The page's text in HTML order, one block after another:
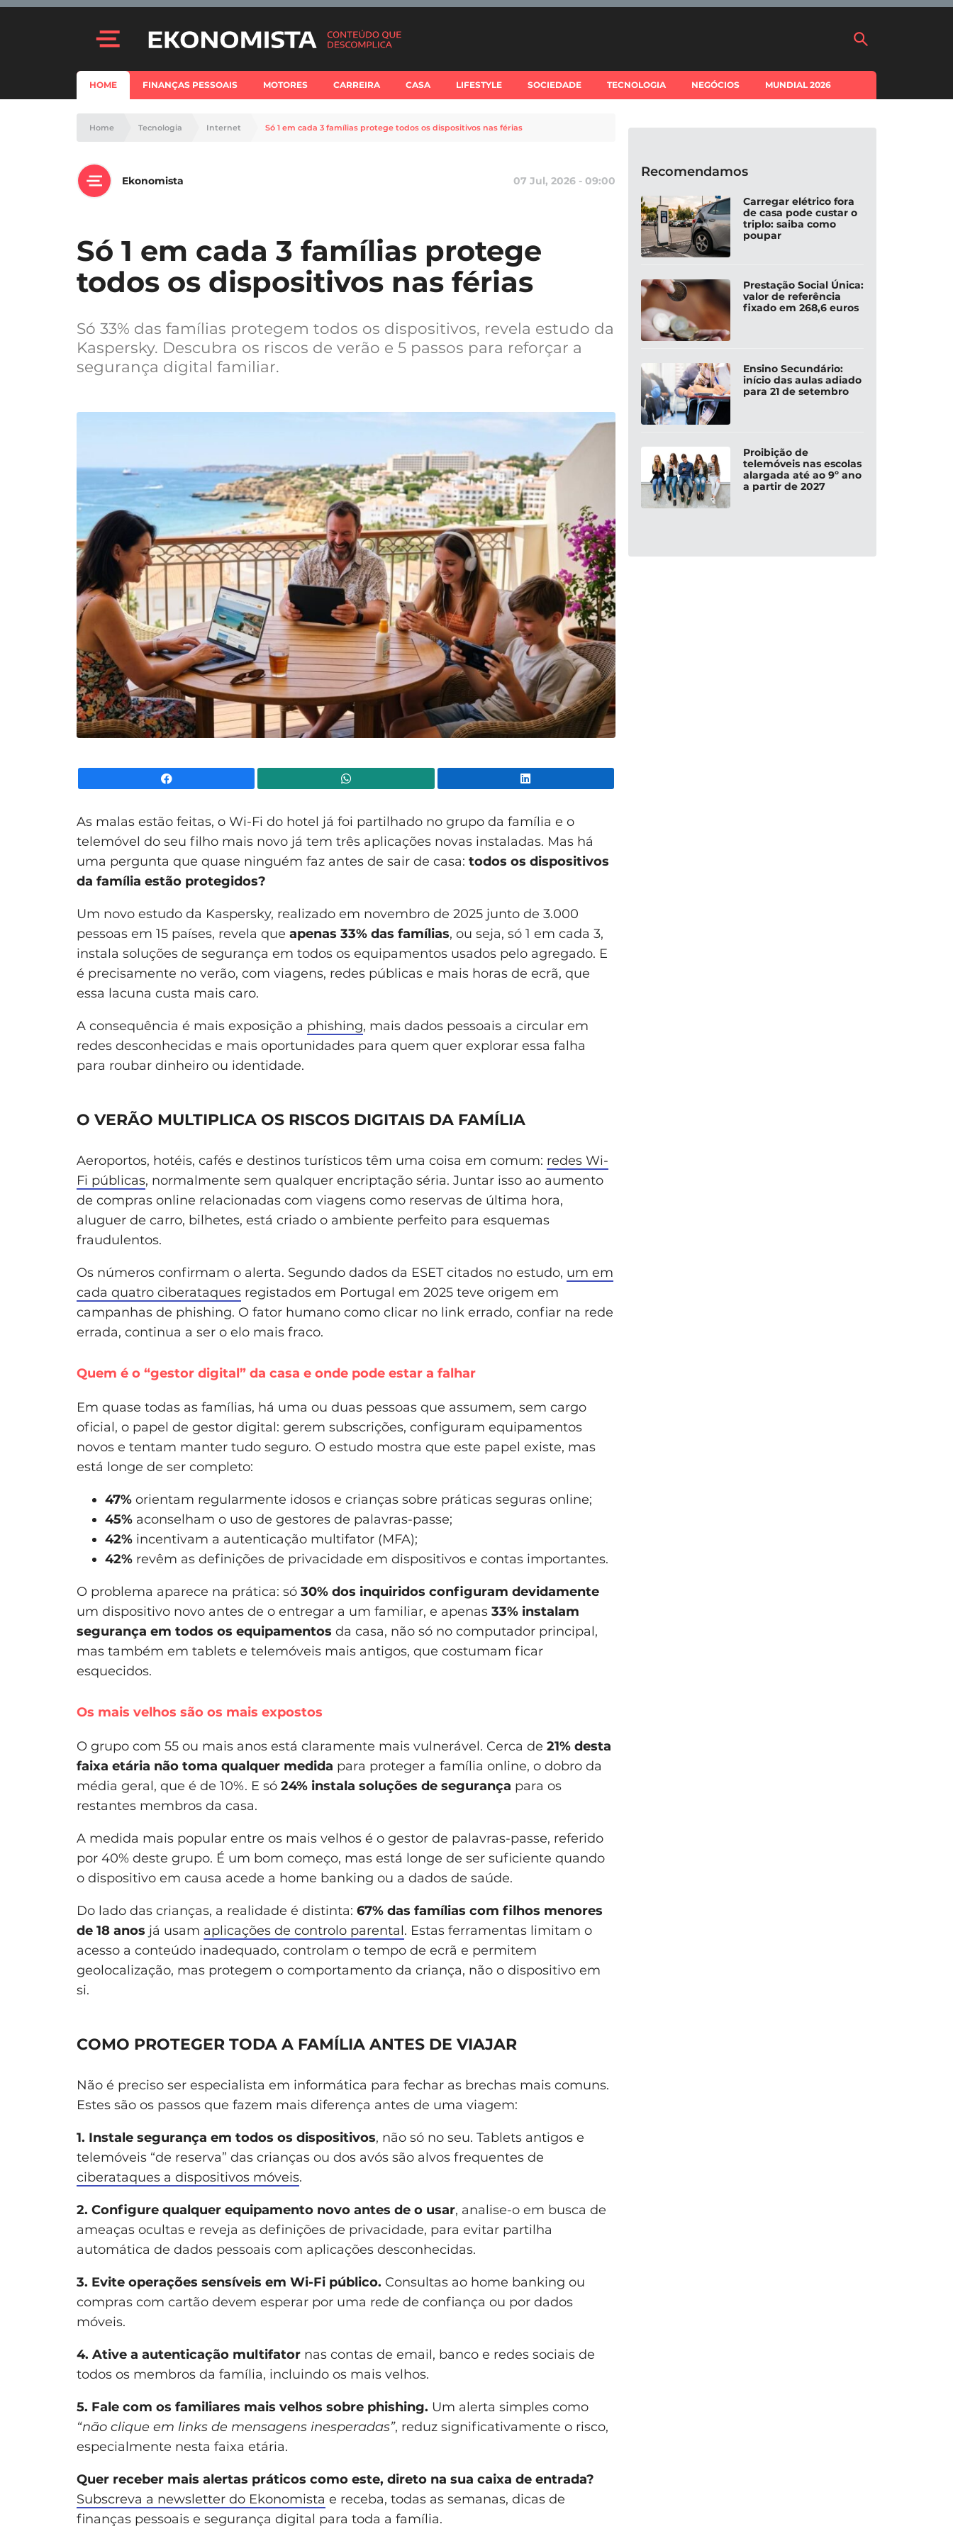
HOME FINANÇAS PESSOAIS MOTORES CARREIRA CASA LIFESTYLE SOCIEDADE TECNOLOGIA NEGÓCIOS MUNDIAL 2026
Home Tecnologia Internet Só 1 em cada 3 famílias protege todos os dispositivos nas férias
Ekonomista 07 Jul, 2026 - 09:00
Só 1 em cada 3 famílias protege
todos os dispositivos nas férias
Só 33% das famílias protegem todos os dispositivos, revela estudo da
Kaspersky. Descubra os riscos de verão e 5 passos para reforçar a
segurança digital familiar.
As malas estão feitas, o Wi-Fi do hotel já foi partilhado no grupo da família e o
telemóvel do seu filho mais novo já tem três aplicações novas instaladas. Mas há
uma pergunta que quase ninguém faz antes de sair de casa: todos os dispositivos
da família estão protegidos?
Um novo estudo da Kaspersky, realizado em novembro de 2025 junto de 3.000
pessoas em 15 países, revela que apenas 33% das famílias, ou seja, só 1 em cada 3,
instala soluções de segurança em todos os equipamentos usados pelo agregado. E
é precisamente no verão, com viagens, redes públicas e mais horas de ecrã, que
essa lacuna custa mais caro.
A consequência é mais exposição a phishing, mais dados pessoais a circular em
redes desconhecidas e mais oportunidades para quem quer explorar essa falha
para roubar dinheiro ou identidade.
O VERÃO MULTIPLICA OS RISCOS DIGITAIS DA FAMÍLIA
Aeroportos, hotéis, cafés e destinos turísticos têm uma coisa em comum: redes Wi-
Fi públicas, normalmente sem qualquer encriptação séria. Juntar isso ao aumento
de compras online relacionadas com viagens como reservas de última hora,
aluguer de carro, bilhetes, está criado o ambiente perfeito para esquemas
fraudulentos.
Os números confirmam o alerta. Segundo dados da ESET citados no estudo, um em
cada quatro ciberataques registados em Portugal em 2025 teve origem em
campanhas de phishing. O fator humano como clicar no link errado, confiar na rede
errada, continua a ser o elo mais fraco.
Quem é o “gestor digital” da casa e onde pode estar a falhar
Em quase todas as famílias, há uma ou duas pessoas que assumem, sem cargo
oficial, o papel de gestor digital: gerem subscrições, configuram equipamentos
novos e tentam manter tudo seguro. O estudo mostra que este papel existe, mas
está longe de ser completo:
47% orientam regularmente idosos e crianças sobre práticas seguras online;
45% aconselham o uso de gestores de palavras-passe;
42% incentivam a autenticação multifator (MFA);
42% revêm as definições de privacidade em dispositivos e contas importantes.
O problema aparece na prática: só 30% dos inquiridos configuram devidamente
um dispositivo novo antes de o entregar a um familiar, e apenas 33% instalam
segurança em todos os equipamentos da casa, não só no computador principal,
mas também em tablets e telemóveis mais antigos, que costumam ficar
esquecidos.
Os mais velhos são os mais expostos
O grupo com 55 ou mais anos está claramente mais vulnerável. Cerca de 21% desta
faixa etária não toma qualquer medida para proteger a família online, o dobro da
média geral, que é de 10%. E só 24% instala soluções de segurança para os
restantes membros da casa.
A medida mais popular entre os mais velhos é o gestor de palavras-passe, referido
por 40% deste grupo. É um bom começo, mas está longe de ser suficiente quando
o dispositivo em causa acede a home banking ou a dados de saúde.
Do lado das crianças, a realidade é distinta: 67% das famílias com filhos menores
de 18 anos já usam aplicações de controlo parental. Estas ferramentas limitam o
acesso a conteúdo inadequado, controlam o tempo de ecrã e permitem
geolocalização, mas protegem o comportamento da criança, não o dispositivo em
si.
COMO PROTEGER TODA A FAMÍLIA ANTES DE VIAJAR
Não é preciso ser especialista em informática para fechar as brechas mais comuns.
Estes são os passos que fazem mais diferença antes de uma viagem:
1. Instale segurança em todos os dispositivos, não só no seu. Tablets antigos e
telemóveis “de reserva” das crianças ou dos avós são alvos frequentes de
ciberataques a dispositivos móveis.
2. Configure qualquer equipamento novo antes de o usar, analise-o em busca de
ameaças ocultas e reveja as definições de privacidade, para evitar partilha
automática de dados pessoais com aplicações desconhecidas.
3. Evite operações sensíveis em Wi-Fi público. Consultas ao home banking ou
compras com cartão devem esperar por uma rede de confiança ou por dados
móveis.
4. Ative a autenticação multifator nas contas de email, banco e redes sociais de
todos os membros da família, incluindo os mais velhos.
5. Fale com os familiares mais velhos sobre phishing. Um alerta simples como
“não clique em links de mensagens inesperadas”, reduz significativamente o risco,
especialmente nesta faixa etária.
Quer receber mais alertas práticos como este, direto na sua caixa de entrada?
Subscreva a newsletter do Ekonomista e receba, todas as semanas, dicas de
finanças pessoais e segurança digital para toda a família.
Recomendamos
Carregar elétrico fora
de casa pode custar o
triplo: saiba como
poupar
Prestação Social Única:
valor de referência
fixado em 268,6 euros
Ensino Secundário:
início das aulas adiado
para 21 de setembro
Proibição de
telemóveis nas escolas
alargada até ao 9º ano
a partir de 2027